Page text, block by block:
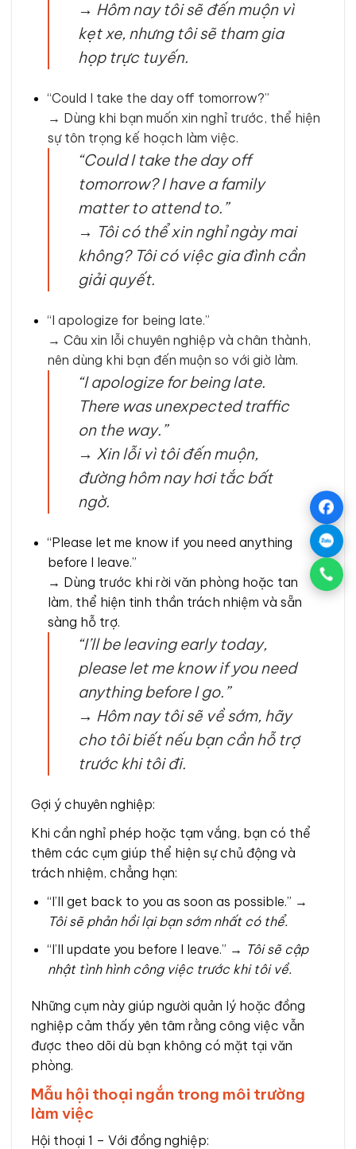
→ Hôm nay tôi sẽ đến muộn vì
kẹt xe, nhưng tôi sẽ tham gia
họp trực tuyến.
“Could I take the day off tomorrow?”
→ Dùng khi bạn muốn xin nghỉ trước, thể hiện
sự tôn trọng kế hoạch làm việc.
“Could I take the day off
tomorrow? I have a family
matter to attend to.”
→ Tôi có thể xin nghỉ ngày mai
không? Tôi có việc gia đình cần
giải quyết.
“I apologize for being late.”
→ Câu xin lỗi chuyên nghiệp và chân thành,
nên dùng khi bạn đến muộn so với giờ làm.
“I apologize for being late.
There was unexpected traffic
on the way.”
→ Xin lỗi vì tôi đến muộn,
đường hôm nay hơi tắc bất
ngờ.
“Please let me know if you need anything
before I leave.”
→ Dùng trước khi rời văn phòng hoặc tan
làm, thể hiện tinh thần trách nhiệm và sẵn
sàng hỗ trợ.
“I’ll be leaving early today,
please let me know if you need
anything before I go.”
→ Hôm nay tôi sẽ về sớm, hãy
cho tôi biết nếu bạn cần hỗ trợ
trước khi tôi đi.
Gợi ý chuyên nghiệp:
Khi cần nghỉ phép hoặc tạm vắng, bạn có thể
thêm các cụm giúp thể hiện sự chủ động và
trách nhiệm, chẳng hạn:
“I’ll get back to you as soon as possible.” →
Tôi sẽ phản hồi lại bạn sớm nhất có thể.
“I’ll update you before I leave.” → Tôi sẽ cập
nhật tình hình công việc trước khi tôi về.
Những cụm này giúp người quản lý hoặc đồng
nghiệp cảm thấy yên tâm rằng công việc vẫn
được theo dõi dù bạn không có mặt tại văn
phòng.
Mẫu hội thoại ngắn trong môi trường
làm việc
Hội thoại 1 – Với đồng nghiệp: